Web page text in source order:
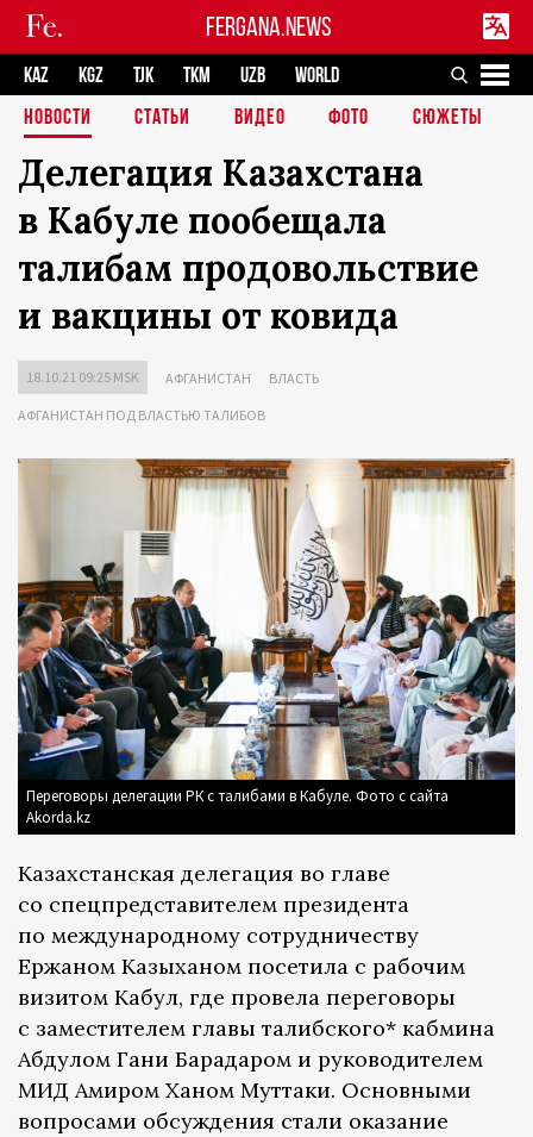
FERGANA.NEWS
KAZ KGZ TJK TKM UZB
WORLD
НОВОСТИ
СТАТЬИ ВИДЕО ФОТО СЮЖЕТЫ
Делегация Казахстана
в Кабуле пообещала
талибам продовольствие
и вакцины от ковида
18.10.21 09:25 MSK АФГАНИСТАН ВЛАСТЬ
АФГАНИСТАН ПОД ВЛАСТЬЮ ТАЛИБОВ
Переговоры делегации РК с талибами в Кабуле. Фото с сайта
Akorda.kz
Казахстанская делегация во главе
со спецпредставителем президента
по международному сотрудничеству
Ержаном Казыханом посетила с рабочим
визитом Кабул, где провела переговоры
с заместителем главы талибского* кабмина
Абдулом Гани Барадаром и руководителем
МИД Амиром Ханом Муттаки. Основными
вопросами обсуждения стали оказание